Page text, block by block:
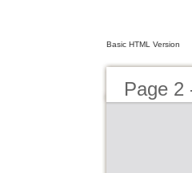
Basic HTML Version
Page